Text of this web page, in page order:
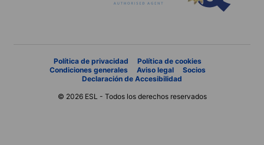
Política de privacidad
Política de cookies
Condiciones generales
Aviso legal
Socios
Declaración de Accesibilidad
© 2026 ESL - Todos los derechos reservados